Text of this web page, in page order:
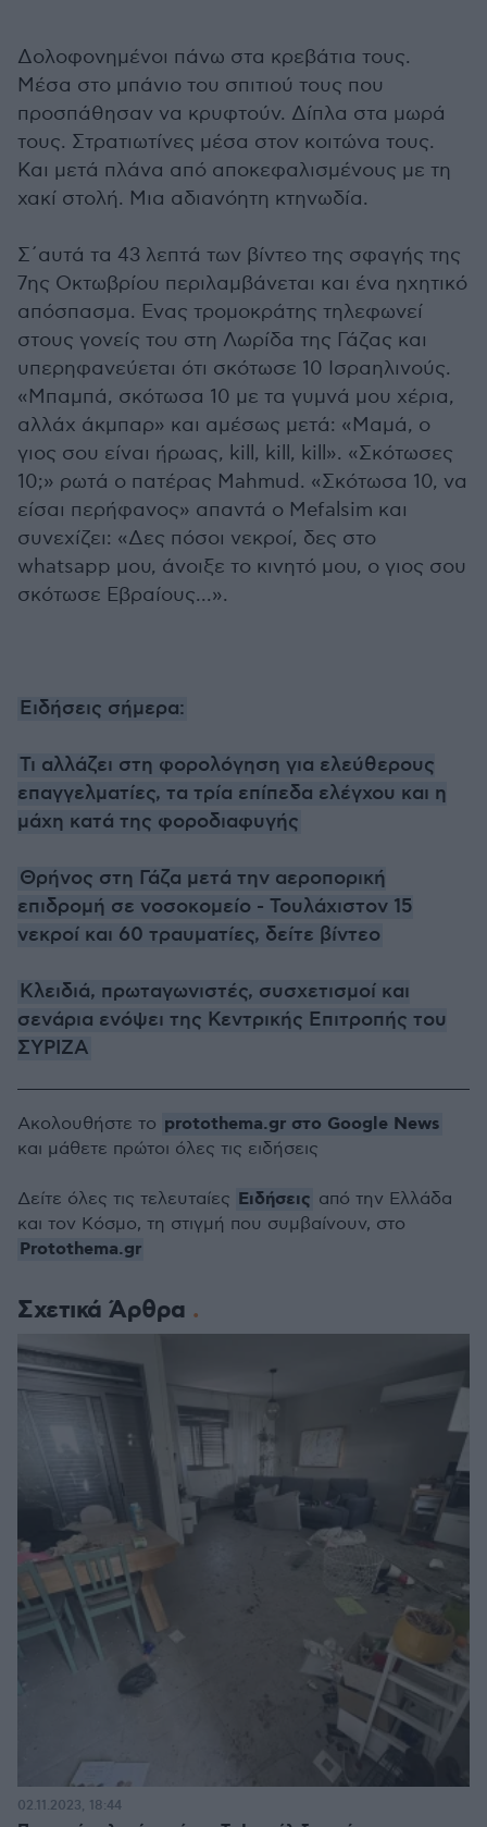
Δολοφονημένοι πάνω στα κρεβάτια τους.
Μέσα στο μπάνιο του σπιτιού τους που
προσπάθησαν να κρυφτούν. Δίπλα στα μωρά
τους. Στρατιωτίνες μέσα στον κοιτώνα τους.
Και μετά πλάνα από αποκεφαλισμένους με τη
χακί στολή. Μια αδιανόητη κτηνωδία.
Σ΄αυτά τα 43 λεπτά των βίντεο της σφαγής της
7ης Οκτωβρίου περιλαμβάνεται και ένα ηχητικό
απόσπασμα. Ενας τρομοκράτης τηλεφωνεί
στους γονείς του στη Λωρίδα της Γάζας και
υπερηφανεύεται ότι σκότωσε 10 Ισραηλινούς.
«Μπαμπά, σκότωσα 10 με τα γυμνά μου χέρια,
αλλάχ άκμπαρ» και αμέσως μετά: «Μαμά, ο
γιος σου είναι ήρωας, kill, kill, kill». «Σκότωσες
10;» ρωτά ο πατέρας Mahmud. «Σκότωσα 10, να
είσαι περήφανος» απαντά ο Mefalsim και
συνεχίζει: «Δες πόσοι νεκροί, δες στο
whatsapp μου, άνοιξε το κινητό μου, ο γιος σου
σκότωσε Εβραίους...».
Ειδήσεις σήμερα:
Τι αλλάζει στη φορολόγηση για ελεύθερους
επαγγελματίες, τα τρία επίπεδα ελέγχου και η
μάχη κατά της φοροδιαφυγής
Θρήνος στη Γάζα μετά την αεροπορική
επιδρομή σε νοσοκομείο - Τουλάχιστον 15
νεκροί και 60 τραυματίες, δείτε βίντεο
Κλειδιά, πρωταγωνιστές, συσχετισμοί και
σενάρια ενόψει της Κεντρικής Επιτροπής του
ΣΥΡΙΖΑ
Σχετικά Άρθρα
02.11.2023, 18:44
Ακολουθήστε το protothema.gr στο Google News
και μάθετε πρώτοι όλες τις ειδήσεις
Δείτε όλες τις τελευταίες Ειδήσεις από την Ελλάδα
και τον Κόσμο, τη στιγμή που συμβαίνουν, στο
Protothema.gr